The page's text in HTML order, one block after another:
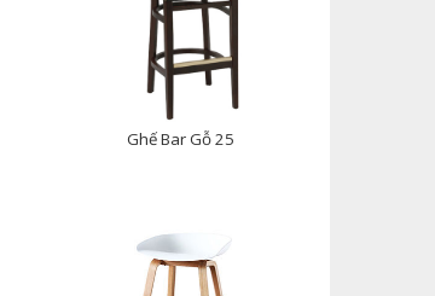
Ghế Bar Gỗ 25